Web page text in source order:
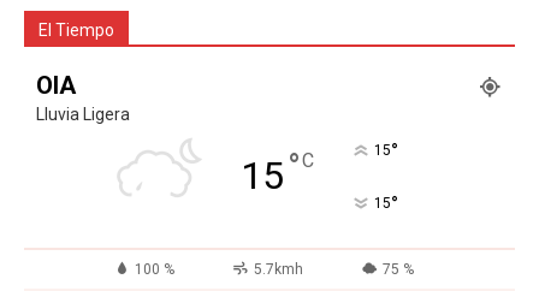
El Tiempo
OIA
Lluvia Ligera
15°C 15°
15°
100 % 5.7kmh 75 %